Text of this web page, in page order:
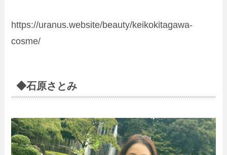
https://uranus.website/beauty/keikokitagawa-
cosme/
◆石原さとみ